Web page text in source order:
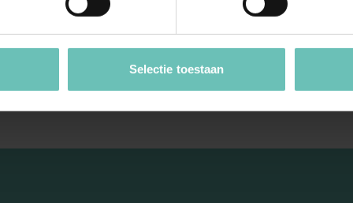
Selectie toestaan
Art. 6:89 BW.
is afgewezen op
2025, nr. 24/03480)
vader t.a.v. door moeder bij
proceshandeling
Hoge Raad Updates